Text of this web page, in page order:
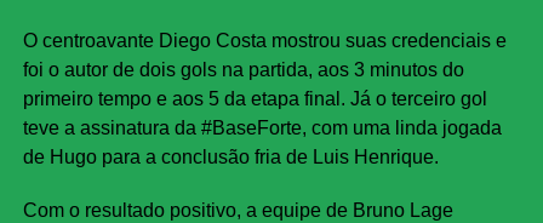
O centroavante Diego Costa mostrou suas credenciais e
foi o autor de dois gols na partida, aos 3 minutos do
primeiro tempo e aos 5 da etapa final. Já o terceiro gol
teve a assinatura da #BaseForte, com uma linda jogada
de Hugo para a conclusão fria de Luis Henrique.
Com o resultado positivo, a equipe de Bruno Lage